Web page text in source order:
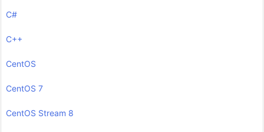
C#
C++
CentOS
CentOS 7
CentOS Stream 8